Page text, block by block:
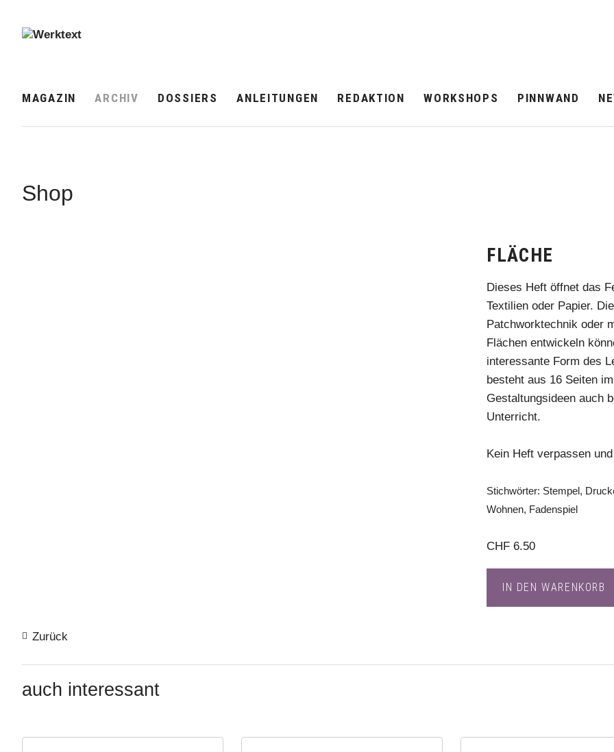
MAGAZIN ARCHIV DOSSIERS ANLEITUNGEN REDAKTION WORKSHOPS PINNWAND
Shop
FLÄCHE
Dieses Heft öffnet das
Textilien oder Papier.
Patchworktechnik oder
Flächen entwickeln
interessante Form des
besteht aus 16 Seiten
Gestaltungsideen auch
Unterricht.
Kein Heft verpassen
Stichwörter: Stempel,
Wohnen, Fadenspiel
CHF 6.50
Zurück
auch interessant